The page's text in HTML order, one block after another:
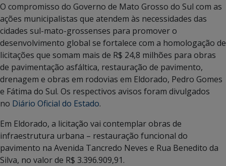
O compromisso do Governo de Mato Grosso do Sul com as
ações municipalistas que atendem às necessidades das
cidades sul-mato-grossenses para promover o
desenvolvimento global se fortalece com a homologação de
licitações que somam mais de R$ 24,8 milhões para obras
de pavimentação asfáltica, restauração de pavimento,
drenagem e obras em rodovias em Eldorado, Pedro Gomes
e Fátima do Sul. Os respectivos avisos foram divulgados
no Diário Oficial do Estado.
Em Eldorado, a licitação vai contemplar obras de
infraestrutura urbana – restauração funcional do
pavimento na Avenida Tancredo Neves e Rua Benedito da
Silva, no valor de R$ 3.396.909,91.